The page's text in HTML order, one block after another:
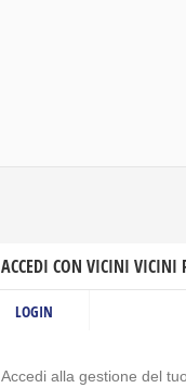
ACCEDI CON VICINI VICINI
LOGIN
Accedi alla gestione del